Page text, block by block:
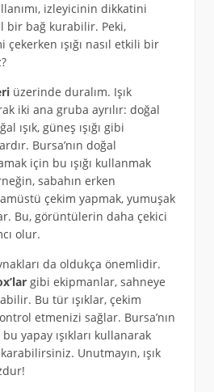
izleyicinin dikkatini
bir bağ kurabilir. Peki,
çekerken ışığı nasıl etkili bir
üzerinde duralım. Işık
iki ana gruba ayrılır: doğal
ışık, güneş ışığı gibi
Bursa’nın doğal
için bu ışığı kullanmak
sabahın erken
çekim yapmak, yumuşak
Bu, görüntülerin daha çekici
olur.
da oldukça önemlidir.
gibi ekipmanlar, sahneye
Bu tür ışıklar, çekim
etmenizi sağlar. Bursa’nın
yapay ışıkları kullanarak
Unutmayın, ışık